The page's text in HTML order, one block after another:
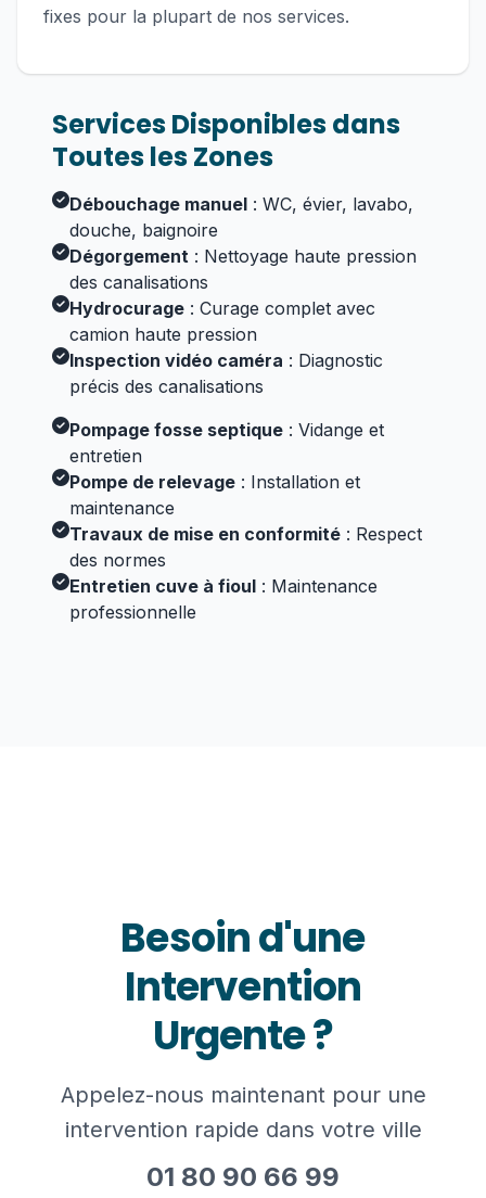
fixes pour la plupart de nos services.
Services Disponibles dans
Toutes les Zones
Débouchage manuel : WC, évier, lavabo,
douche, baignoire
Dégorgement : Nettoyage haute pression
des canalisations
Hydrocurage : Curage complet avec
camion haute pression
Inspection vidéo caméra : Diagnostic
précis des canalisations
Pompage fosse septique : Vidange et
entretien
Pompe de relevage : Installation et
maintenance
Travaux de mise en conformité : Respect
des normes
Entretien cuve à fioul : Maintenance
professionnelle
Besoin d'une
Intervention
Urgente ?
Appelez-nous maintenant pour une
intervention rapide dans votre ville
01 80 90 66 99